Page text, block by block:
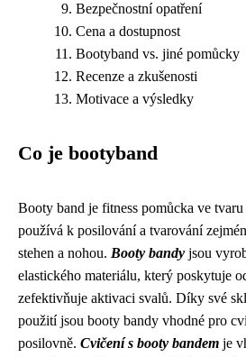
Bezpečnostní opatření
Cena a dostupnost
Bootyband vs. jiné pomůcky
Recenze a zkušenosti
Motivace a výsledky
Co je bootyband
Booty band je fitness pomůcka ve
používá k posilování a tvarování
stehen a nohou. Booty bandy jsou
elastického materiálu, který poskytuje
zefektivňuje aktivaci svalů. Díky své
použití jsou booty bandy vhodné pro
posilovně. Cvičení s booty bandem je